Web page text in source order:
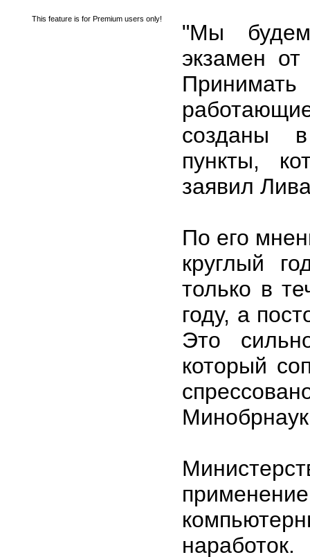
This feature is for Premium users only!
"Мы
экзамен
созданы в
пункты,
заявил
По его
круглый
только в
году, а
Это
который
наработок.